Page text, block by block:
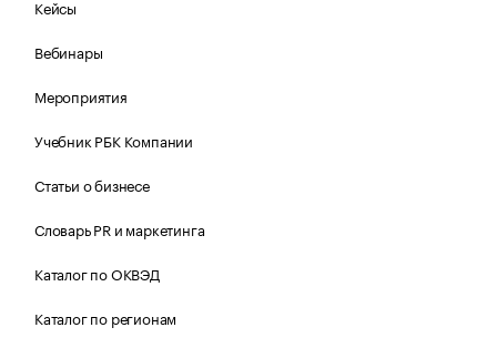
Кейсы
Вебинары
Мероприятия
Учебник РБК Компании
Статьи о бизнесе
Словарь PR и маркетинга
Каталог по ОКВЭД
Каталог по регионам